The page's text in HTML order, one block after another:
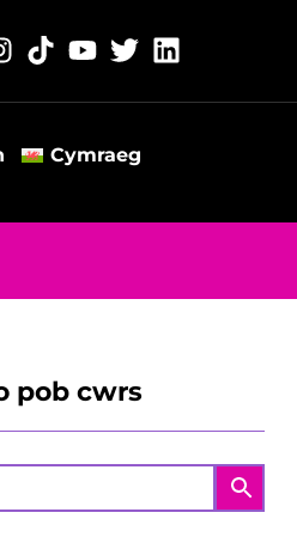
Cymraeg
pob cwrs